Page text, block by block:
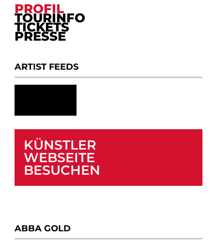
PROFIL
TOURINFO
TICKETS
PRESSE
ARTIST FEEDS
KÜNSTLER
WEBSEITE
BESUCHEN
ABBA GOLD